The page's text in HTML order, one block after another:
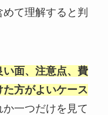
て理解すると判
い面、注意点、費
方がよいケース
一つだけを見て